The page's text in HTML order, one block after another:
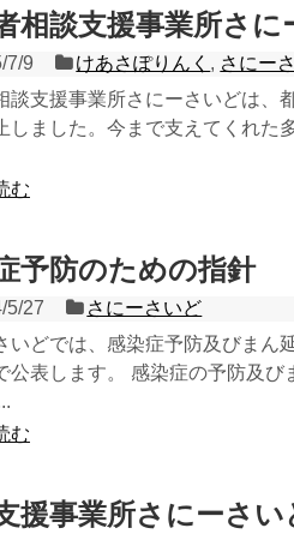
相談支援事業所さ
7/9 けあさぽりんく , さにー
談支援事業所さにーさいどは、
しました。今まで支えてくれた
む
予防のための指針
5/27
さにーさいど
いどでは、感染症予防及びまん
公表します。 感染症の予防及
む
援事業所さにーさ